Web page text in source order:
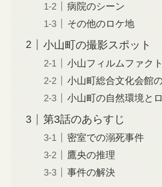
病院のシーン
その他のロケ地
小山町の撮影スポット
小山フィルムファク
小山町総合文化会館
小山町の自然環境と
第3話のあらすじ
密室での溺死事件
鷹央の推理
事件の解決